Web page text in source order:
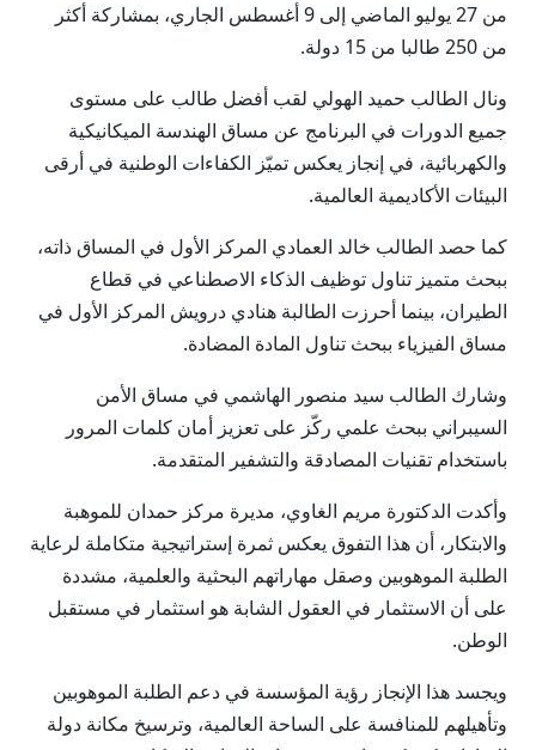
من 27 يوليو الماضي إلى 9 أغسطس الجاري، بمشاركة أكثر
من 250 طالبا من 15 دولة.
ونال الطالب حميد الهولي لقب أفضل طالب على مستوى
جميع الدورات في البرنامج عن مساق الهندسة الميكانيكية
والكهربائية، في إنجاز يعكس تميّز الكفاءات الوطنية في أرقى
البيئات الأكاديمية العالمية.
كما حصد الطالب خالد العمادي المركز الأول في المساق ذاته،
ببحث متميز تناول توظيف الذكاء الاصطناعي في قطاع
الطيران، بينما أحرزت الطالبة هنادي درويش المركز الأول في
مساق الفيزياء ببحث تناول المادة المضادة.
وشارك الطالب سيد منصور الهاشمي في مساق الأمن
السيبراني ببحث علمي ركّز على تعزيز أمان كلمات المرور
باستخدام تقنيات المصادقة والتشفير المتقدمة.
وأكدت الدكتورة مريم الغاوي، مديرة مركز حمدان للموهبة
والابتكار، أن هذا التفوق يعكس ثمرة إستراتيجية متكاملة لرعاية
الطلبة الموهوبين وصقل مهاراتهم البحثية والعلمية، مشددة
على أن الاستثمار في العقول الشابة هو استثمار في مستقبل
الوطن.
ويجسد هذا الإنجاز رؤية المؤسسة في دعم الطلبة الموهوبين
وتأهيلهم للمنافسة على الساحة العالمية، وترسيخ مكانة دولة